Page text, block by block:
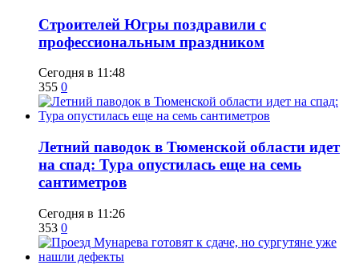
​Строителей Югры поздравили с
профессиональным праздником
Сегодня в 11:48
355 0
​Летний паводок в Тюменской области идет
на спад: Тура опустилась еще на семь
сантиметров
Сегодня в 11:26
353 0